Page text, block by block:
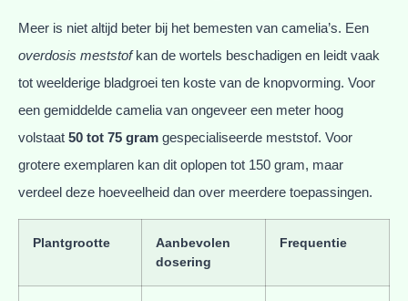
Meer is niet altijd beter bij het bemesten van camelia’s. Een
overdosis meststofkan de wortels beschadigen en leidt vaak
tot weelderige bladgroei ten koste van de knopvorming. Voor
een gemiddelde camelia van ongeveer een meter hoog
volstaat 50 tot 75 gram gespecialiseerde meststof. Voor
grotere exemplaren kan dit oplopen tot 150 gram, maar
verdeel deze hoeveelheid dan over meerdere toepassingen.
Plantgrootte
Aanbevolen
dosering
Frequentie